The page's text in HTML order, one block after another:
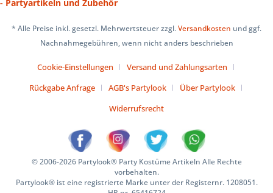
- Partyartikeln und Zubehör
* Alle Preise inkl. gesetzl. Mehrwertsteuer zzgl.Versandkosten und ggf.
Nachnahmegebühren, wenn nicht anders beschrieben
Cookie-Einstellungen
Versand und Zahlungsarten
Rückgabe Anfrage
AGB's Partylook
Über Partylook
Widerrufsrecht
© 2006-2026 Partylook® Party Kostüme Artikeln Alle Rechte
vorbehalten.
Partylook® ist eine registrierte Marke unter der Registernr. 1208051.